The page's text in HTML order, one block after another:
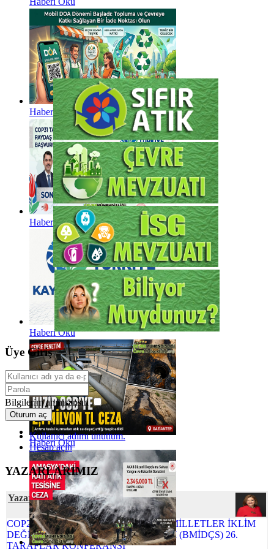
Haberi Oku
Haberi Oku
Haberi Oku
Haberi Oku
Üye Giriş
Bilgilerim anımsansın
Oturum aç
Kullanıcı adımı unuttum.
Hesap açın
YAZARLARIMIZ
Yazar Şafak ÖZSOY
COP26 NEDEN ÖNEMLİ BİRLEŞMİŞ MİLLETLER İKLİM
DEĞİŞİKLİĞİ ÇERÇEVE SÖZLEŞMESİ (BMİDÇS) 26.
TARAFLAR KONFERANSI